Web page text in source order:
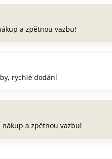
a zpětnou vazbu!
rychlé dodání
nákup a zpětnou vazbu!